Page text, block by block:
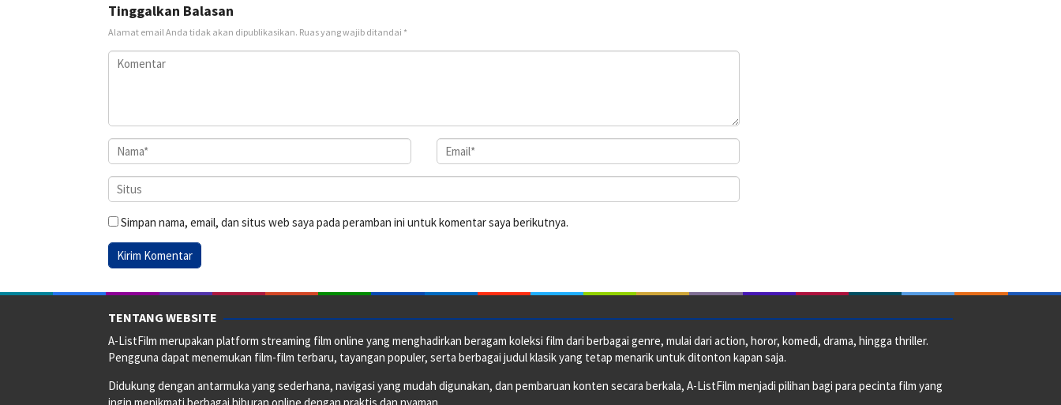
Tinggalkan Balasan
Alamat email Anda tidak akan dipublikasikan. Ruas yang wajib ditandai *
Simpan nama, email, dan situs web saya pada peramban ini untuk komentar saya berikutnya.
TENTANG WEBSITE
A-ListFilm merupakan platform streaming film online yang menghadirkan beragam koleksi film dari berbagai genre, mulai dari action, horor, komedi, drama, hingga thriller.
Pengguna dapat menemukan film-film terbaru, tayangan populer, serta berbagai judul klasik yang tetap menarik untuk ditonton kapan saja.
Didukung dengan antarmuka yang sederhana, navigasi yang mudah digunakan, dan pembaruan konten secara berkala, A-ListFilm menjadi pilihan bagi para pecinta film yang
ingin menikmati berbagai hiburan online dengan praktis dan nyaman.